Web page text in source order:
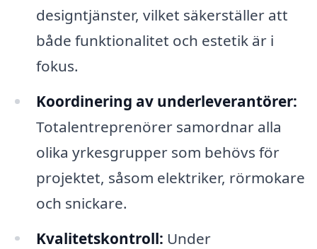
designtjänster, vilket säkerställer att
både funktionalitet och estetik är i
fokus.
Koordinering av underleverantörer:
Totalentreprenörer samordnar alla
olika yrkesgrupper som behövs för
projektet, såsom elektriker, rörmokare
och snickare.
Kvalitetskontroll: Under